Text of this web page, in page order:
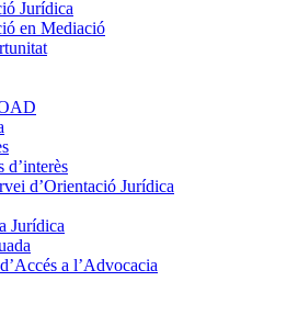
Jurídica
en Mediació
d’interès
d’Orientació Jurídica
Jurídica
a l’Advocacia